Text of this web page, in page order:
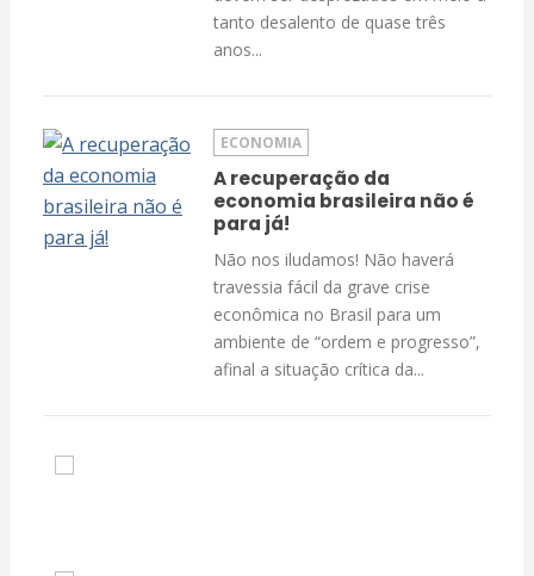
tanto desalento de quase três
anos...
ECONOMIA
A recuperação da
economia brasileira não é
para já!
Não nos iludamos! Não haverá
travessia fácil da grave crise
econômica no Brasil para um
ambiente de “ordem e progresso”,
afinal a situação crítica da...